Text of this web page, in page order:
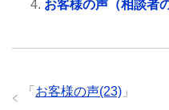
お客様の声（相談者
「 お客様の声(23) 」